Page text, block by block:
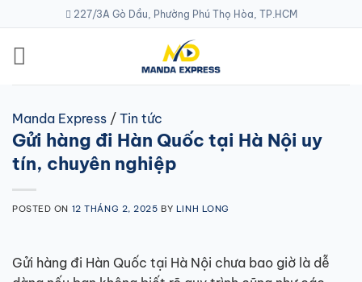
to
content
227/3A Gò Dầu, Phường Phú Thọ Hòa, TP.HCM
Manda Express / Tin tức
Gửi hàng đi Hàn Quốc tại Hà Nội uy
tín, chuyên nghiệp
POSTED ON 12 THÁNG 2, 2025 BY LINH LONG
Gửi hàng đi Hàn Quốc tại Hà Nội chưa bao giờ là dễ